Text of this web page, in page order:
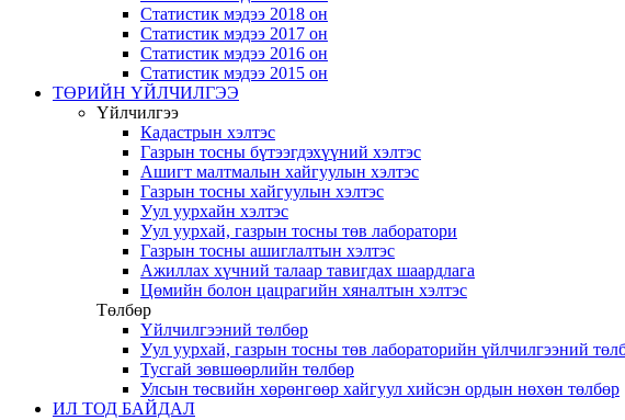
Статистик мэдээ 2018 он
Статистик мэдээ 2017 он
Статистик мэдээ 2016 он
Статистик мэдээ 2015 он
ТӨРИЙН ҮЙЛЧИЛГЭЭ
Үйлчилгээ
Кадастрын хэлтэс
Газрын тосны бүтээгдэхүүний хэлтэс
Ашигт малтмалын хайгуулын хэлтэс
Газрын тосны хайгуулын хэлтэс
Уул уурхайн хэлтэс
Уул уурхай, газрын тосны төв лаборатори
Газрын тосны ашиглалтын хэлтэс
Ажиллах хүчний талаар тавигдах шаардлага
Цөмийн болон цацрагийн хяналтын хэлтэс
Төлбөр
Үйлчилгээний төлбөр
Уул уурхай, газрын тосны төв лабораторийн үйлчилгээний
Тусгай зөвшөөрлийн төлбөр
Улсын төсвийн хөрөнгөөр хайгуул хийсэн ордын нөхөн төлбөр
ИЛ ТОД БАЙДАЛ